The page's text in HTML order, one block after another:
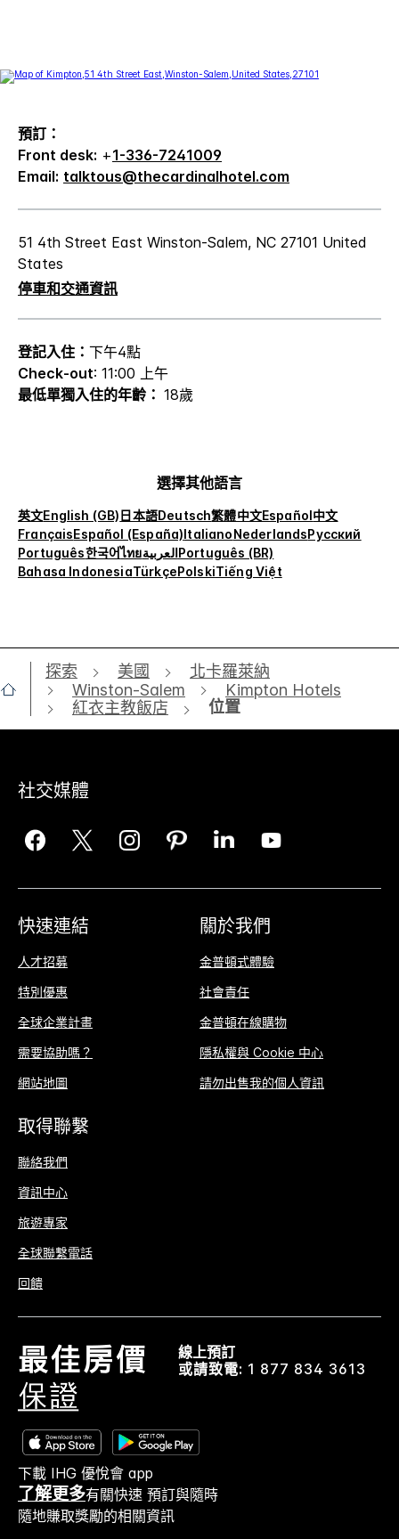
預訂：
Front desk: +1-336-7241009
Email: talktous@thecardinalhotel.com
51 4th Street East Winston-Salem, NC 27101 United
States
停車和交通資訊
登記入住： 下午4點
Check-out: 11:00 上午
最低單獨入住的年齡： 18歲
選擇其他語言
英文English (GB)日本語Deutsch繁體中文Español中文
FrançaisEspañol (España)ItalianoNederlandsРусский
Português한국어ไทยالعربيةPortuguês (BR)
Bahasa IndonesiaTürkçePolskiTiếng Việt
探索 美國
北卡羅萊納
Winston-Salem
Kimpton Hotels
紅衣主教飯店
位置
社交媒體
快速連結
人才招募
特別優惠
全球企業計畫
需要協助嗎？
網站地圖
關於我們
金普頓式體驗
社會責任
金普頓在線購物
隱私權與 Cookie 中心
請勿出售我的個人資訊
取得聯繫
聯絡我們
資訊中心
旅遊專家
全球聯繫電話
回饋
線上預訂
或請致電: 1 877 834 3613
下載 IHG 優悅會 app
了解更多有關快速 預訂與隨時
隨地賺取獎勵的相關資訊